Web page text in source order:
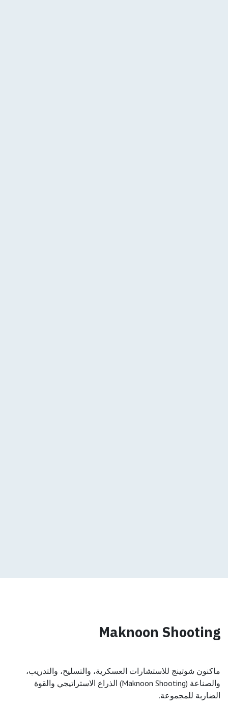
Maknoon Shooting
ماكنون شوتينج للاستشارات العسكرية، والتسليح، والتدريب،
والصناعة (Maknoon Shooting) الذراع الاستراتيجي والقوة
الضاربة للمجموعة.